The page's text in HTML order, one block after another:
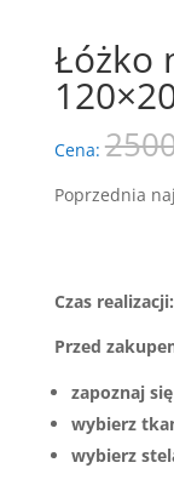
Łóżko
Cena:
Poprzednia
Czas
Przed
zapoznaj
wybierz
wybierz